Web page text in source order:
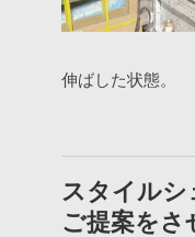
伸ばした状態。
スタイルシ
ご提案をさ